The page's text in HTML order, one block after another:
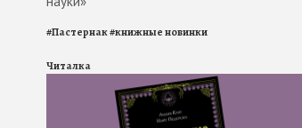
#Пастернак#книжные новинки
Читалка